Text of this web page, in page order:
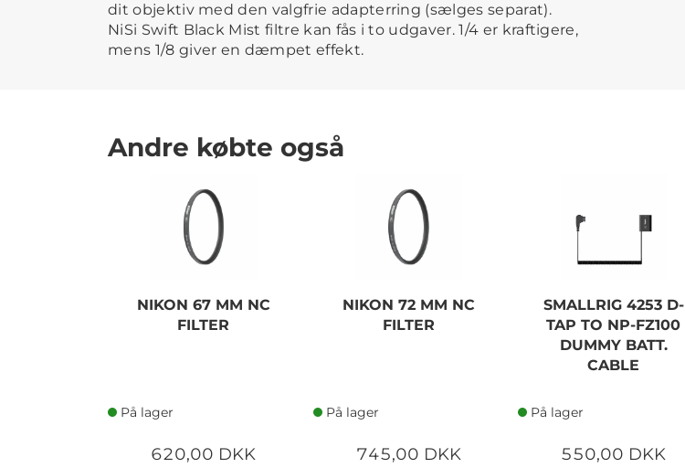
dit objektiv med den valgfrie adapterring (sælges separat).
NiSi Swift Black Mist filtre kan fås i to udgaver. 1/4 er kraftigere,
mens 1/8 giver en dæmpet effekt.
Andre købte også
NIKON 67 MM NC
FILTER
På lager
620,00 DKK
NIKON 72 MM NC
FILTER
På lager
745,00 DKK
SMALLRIG 4253 D-
TAP TO NP-FZ100
DUMMY BATT.
CABLE
På lager
550,00 DKK